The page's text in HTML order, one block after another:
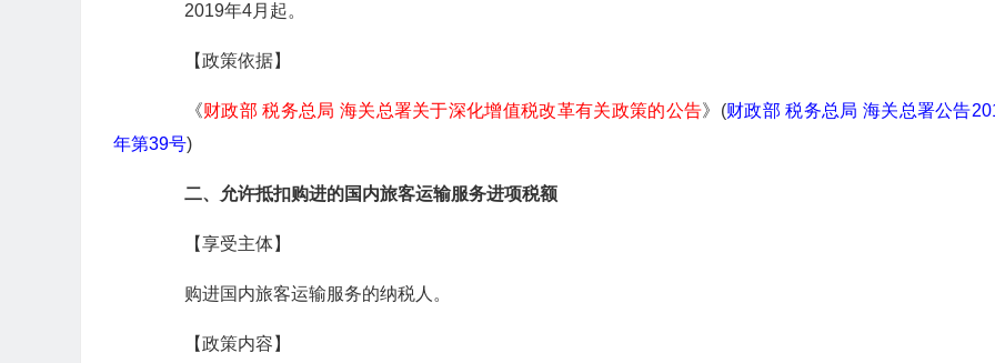
2019年4月起。
【政策依据】
《财政部 税务总局 海关总署关于深化增值税改革有关政策的公告》(财政部 税务总局 海关总署公告
年第39号)
二、允许抵扣购进的国内旅客运输服务进项税额
【享受主体】
购进国内旅客运输服务的纳税人。
【政策内容】